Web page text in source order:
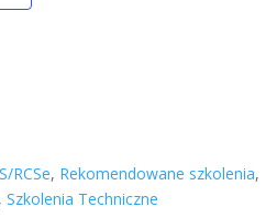
RCSe, Rekomendowane szkolenia,
, Szkolenia Techniczne